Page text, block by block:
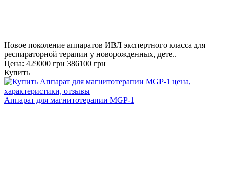
Новое поколение аппаратов ИВЛ экспертного класса для
респираторной терапии у новорожденных, дете..
Цена: 429000 грн 386100 грн
Купить
Аппарат для магнитотерапии MGP-1